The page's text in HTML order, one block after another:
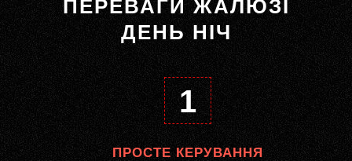
ПЕРЕВАГИ ЖАЛЮЗІ
ДЕНЬ НІЧ
1
ПРОСТЕ КЕРУВАННЯ